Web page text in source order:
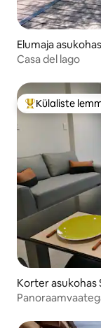
Elumaja
Casa del lago
Külaliste suur
Külaliste
Korter asukohas